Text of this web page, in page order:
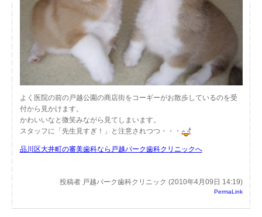
よく医院の前の戸越公園の商店街をコーギーがお散歩しているのを受
付から見かけます。
かわいいなと微笑みながら見てしまいます。
スタッフに「先生見すぎ！」と注意されつつ・・・
品川区大井町の審美歯科なら戸越パーク歯科クリニックへ
投稿者 戸越パーク歯科クリニック (2010年4月09日 14:19)
PermaLink